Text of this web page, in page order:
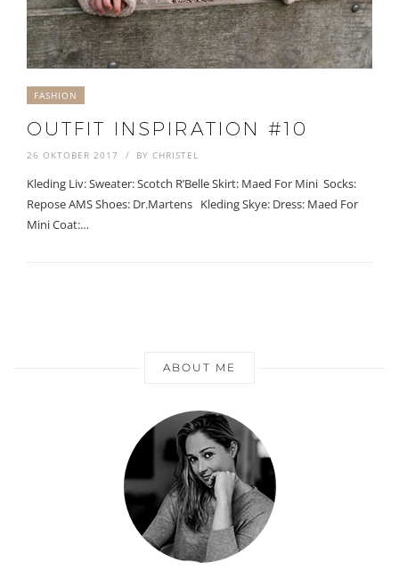
FASHION
OUTFIT INSPIRATION #10
26 OKTOBER 2017 BY CHRISTEL
Kleding Liv: Sweater: Scotch R’Belle Skirt: Maed For Mini Socks:
Repose AMS Shoes: Dr.Martens Kleding Skye: Dress: Maed For
Mini Coat:…
ABOUT ME